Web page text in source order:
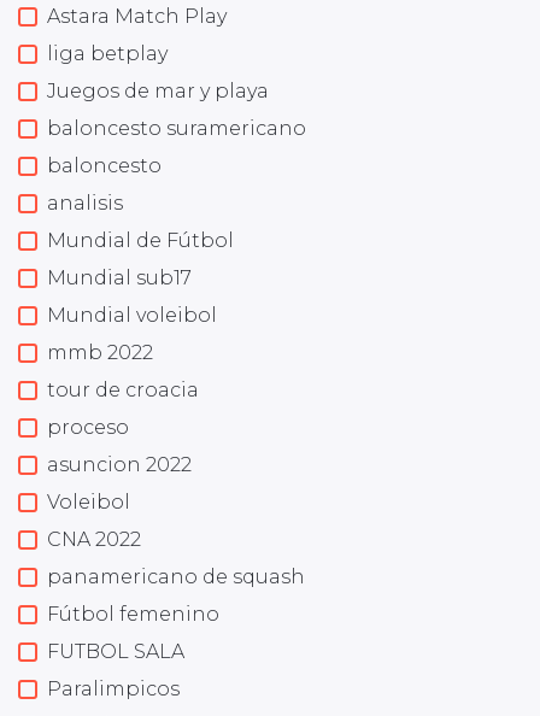
Astara Match Play
liga betplay
Juegos de mar y playa
baloncesto suramericano
baloncesto
analisis
Mundial de Fútbol
Mundial sub17
Mundial voleibol
mmb 2022
tour de croacia
proceso
asuncion 2022
Voleibol
CNA 2022
panamericano de squash
Fútbol femenino
FUTBOL SALA
Paralimpicos